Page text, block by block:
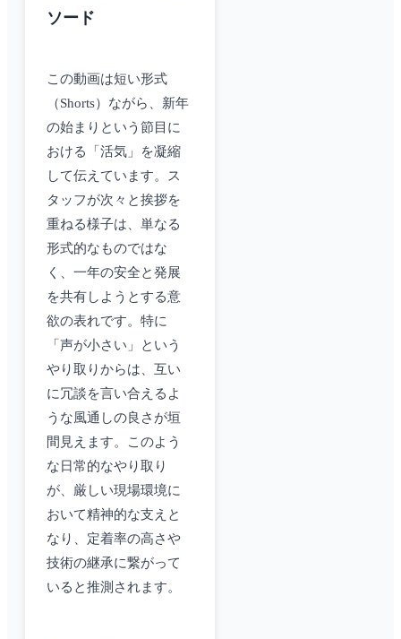
ソード
この動画は短い形式
（Shorts）ながら、新年
の始まりという節目に
おける「活気」を凝縮
して伝えています。ス
タッフが次々と挨拶を
重ねる様子は、単なる
形式的なものではな
く、一年の安全と発展
を共有しようとする意
欲の表れです。特に
「声が小さい」という
やり取りからは、互い
に冗談を言い合えるよ
うな風通しの良さが垣
間見えます。このよう
な日常的なやり取り
が、厳しい現場環境に
おいて精神的な支えと
なり、定着率の高さや
技術の継承に繋がって
いると推測されます。